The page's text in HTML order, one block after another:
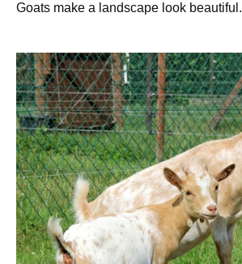
Goats make a landscape look beautiful.